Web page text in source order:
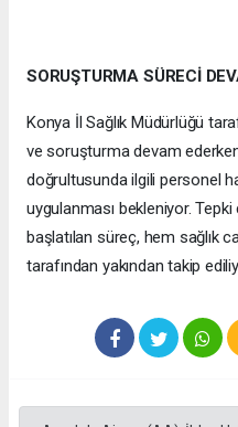
SORUŞTURMA SÜRECİ
Konya İl Sağlık Müdürlüğü
ve soruşturma devam
doğrultusunda ilgili personel
uygulanması bekleniyor.
başlatılan süreç, hem sağlık
tarafından yakından takip